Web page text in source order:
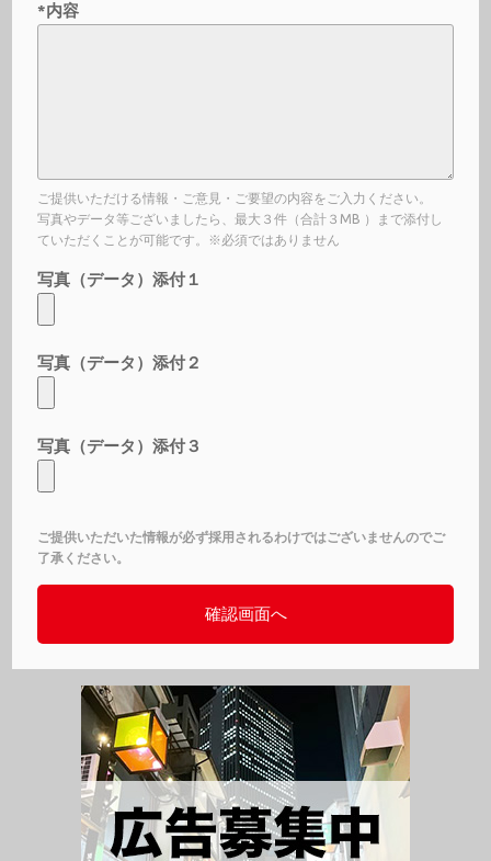
*内容
ご提供いただける情報・ご意見・ご要望の内容をご入力ください。
写真やデータ等ございましたら、最大３件（合計３MB ）まで添付し
ていただくことが可能です。※必須ではありません
写真（データ）添付１
写真（データ）添付２
写真（データ）添付３
ご提供いただいた情報が必ず採用されるわけではございませんのでご
了承ください。